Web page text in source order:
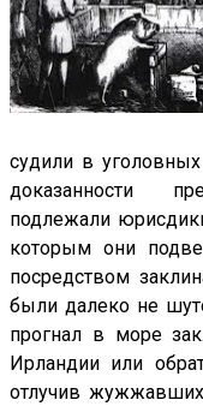
судили в
доказанности
подлежали
которым они
посредством
были далеко не
прогнал в море
Ирландии или
отлучив